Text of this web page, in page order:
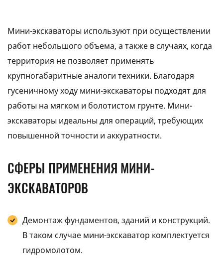
Мини-экскаваторы используют при осуществлении
работ небольшого объема, а также в случаях, когда
территория не позволяет применять
крупногабаритные аналоги техники. Благодаря
гусеничному ходу мини-экскаваторы подходят для
работы на мягком и болотистом грунте. Мини-
экскаваторы идеальны для операций, требующих
повышенной точности и аккуратности.
СФЕРЫ ПРИМЕНЕНИЯ МИНИ-
ЭКСКАВАТОРОВ
Демонтаж фундаментов, зданий и конструкций.
В таком случае мини-экскаватор комплектуется
гидромолотом.